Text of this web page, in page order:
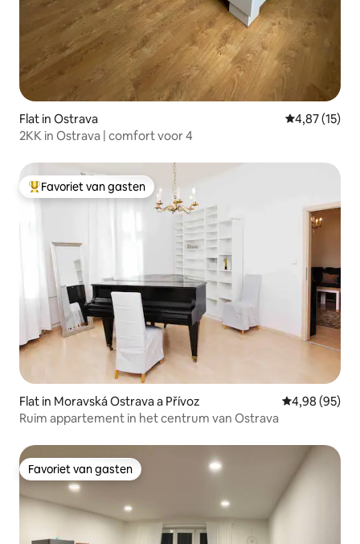
Flat in Ostrava Gemiddelde
4,87 (15)
2KK in Ostrava | comfort voor 4
Topfavoriet van gasten
Favoriet van gasten
Flat in Moravská Ostrava a Přívoz Gemiddelde
4,98 (95)
Ruim appartement in het centrum van Ostrava
Favoriet van gasten
Favoriet van gasten